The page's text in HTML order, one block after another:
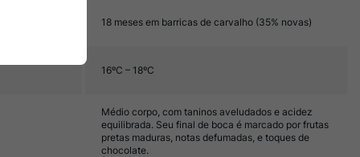
18 meses em barricas de carvalho (35% novas)
16ºC – 18ºC
Médio corpo, com taninos aveludados e acidez
equilibrada. Seu final de boca é marcado por frutas
pretas maduras, notas defumadas, e toques de
chocolate.